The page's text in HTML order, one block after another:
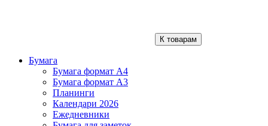
К товарам
Бумага
Бумага формат А4
Бумага формат А3
Планинги
Календари 2026
Ежедневники